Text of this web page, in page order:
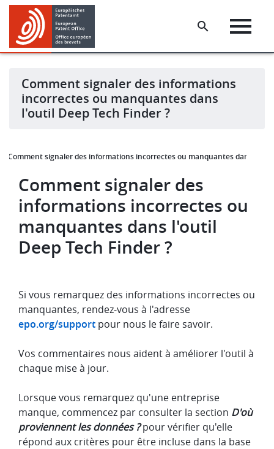
Skip
main
content
Skip
footer
Comment signaler des informations
incorrectes ou manquantes dans
l'outil Deep Tech Finder ?
Comment signaler des informations incorrectes ou manquantes dans l'outil
Comment signaler des
informations incorrectes ou
manquantes dans l'outil
Deep Tech Finder ?
Si vous remarquez des informations incorrectes ou
manquantes, rendez-vous à l'adresse
epo.org/support pour nous le faire savoir.
Vos commentaires nous aident à améliorer l'outil à
chaque mise à jour.
Lorsque vous remarquez qu'une entreprise
manque, commencez par consulter la section D'où
proviennent les données ?pour vérifier qu'elle
répond aux critères pour être incluse dans la base